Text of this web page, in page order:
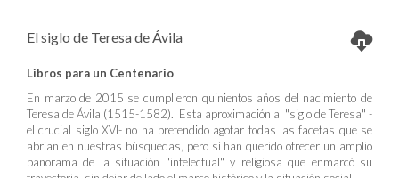
El siglo de Teresa de Ávila
Libros para un Centenario
En marzo de 2015 se cumplieron quinientos años del nacimiento de
Teresa de Ávila (1515-1582). Esta aproximación al "siglo de Teresa" -
el crucial siglo XVI- no ha pretendido agotar todas las facetas que se
abrían en nuestras búsquedas, pero sí han querido ofrecer un amplio
panorama de la situación "intelectual" y religiosa que enmarcó su